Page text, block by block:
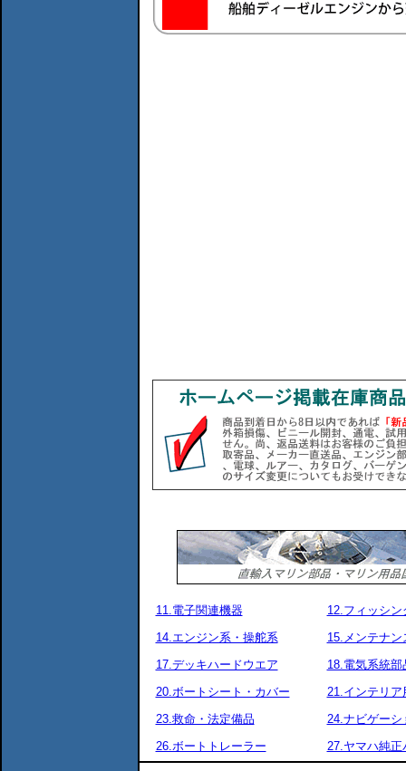
11.電子関連機器
12.フィッシン
14.エンジン系・操舵系
15.メンテナン
17.デッキハードウエア
18.電気系統部
20.ボートシート・カバー
21.インテリア
23.救命・法定備品
24.ナビゲーシ
26.ボートトレーラー
27.ヤマハ純正